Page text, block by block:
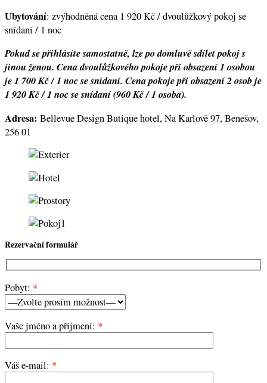
Ubytování: zvýhodněná cena 1 920 Kč / dvoulůžkový pokoj se
snídaní / 1 noc
Pokud se přihlásíte samostatně, lze po domluvě sdílet pokoj s
jinou ženou. Cena dvoulůžkového pokoje při obsazení 1 osobou
je 1 700 Kč / 1 noc se snídaní. Cena pokoje při obsazení 2 osob je
1 920 Kč / 1 noc se snídaní (960 Kč / 1 osoba).
Adresa: Bellevue Design Butique hotel, Na Karlově 97, Benešov,
256 01
Rezervační formulář
Pobyt: *
Vaše jméno a příjmení: *
Váš e-mail: *